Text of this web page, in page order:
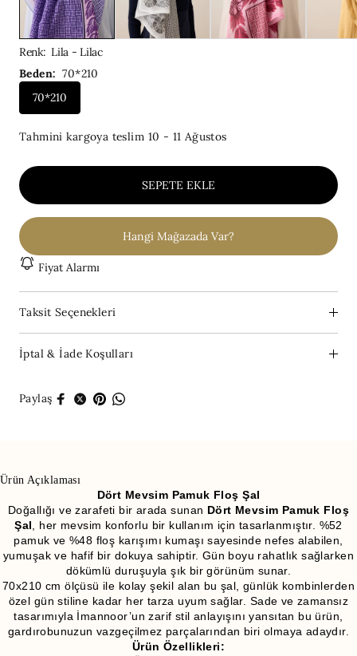
Renk:Lila - Lilac
Beden: 70*210
70*210
Tahmini kargoya teslim 10 - 11 Ağustos
SEPETE EKLE
Hangi Mağazada Var?
Fiyat Alarmı
Taksit Seçenekleri
İptal & İade Koşulları
Paylaş
Ürün Açıklaması
Dört Mevsim Pamuk Floş Şal
Doğallığı ve zarafeti bir arada sunan Dört Mevsim Pamuk Floş
Şal
, her mevsim konforlu bir kullanım için tasarlanmıştır. %52
pamuk ve %48 floş karışımı kumaşı sayesinde nefes alabilen,
yumuşak ve hafif bir dokuya sahiptir. Gün boyu rahatlık sağlarken
dökümlü duruşuyla şık bir görünüm sunar.
70x210 cm ölçüsü ile kolay şekil alan bu şal, günlük kombinlerden
özel gün stiline kadar her tarza uyum sağlar. Sade ve zamansız
tasarımıyla İmannoor’un zarif stil anlayışını yansıtan bu ürün,
gardırobunuzun vazgeçilmez parçalarından biri olmaya adaydır.
Ürün Özellikleri: